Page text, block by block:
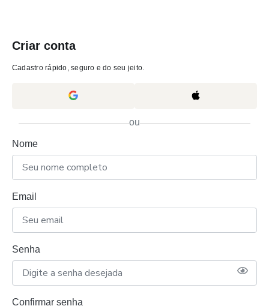
Criar conta
Cadastro rápido, seguro e do seu jeito.
ou
Nome
Email
Senha
Confirmar senha